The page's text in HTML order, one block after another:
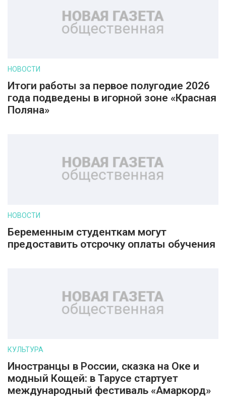
НОВОСТИ
Итоги работы за первое полугодие 2026
года подведены в игорной зоне «Красная
Поляна»
НОВОСТИ
Беременным студенткам могут
предоставить отсрочку оплаты обучения
КУЛЬТУРА
Иностранцы в России, сказка на Оке и
модный Кощей: в Тарусе стартует
международный фестиваль «Амаркорд»